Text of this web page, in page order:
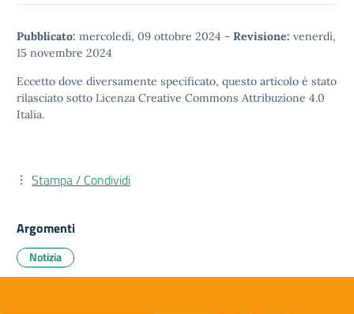
Pubblicato: mercoledì, 09 ottobre 2024 - Revisione: venerdì,
15 novembre 2024
Eccetto dove diversamente specificato, questo articolo è stato
rilasciato sotto Licenza Creative Commons Attribuzione 4.0
Italia.
Stampa / Condividi
Argomenti
Notizia